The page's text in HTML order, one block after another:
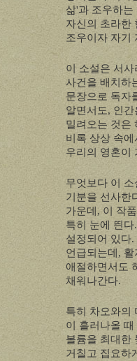
삶'과 조우하는
자신의 초라한
조우이자 자기
이 소설은 서
사건을 배치하
문장으로 독자
알면서도, 인간
밀려오는 것은
비록 상상 속
우리의 영혼이
무엇보다 이
기분을 선사한
가운데 , 이 작
특히 눈에 띈다.
설정되어 있다.
언급되는데 , 활
애절하면서도
채워나간다.
특히 차오와의
이 흘러나올
볼륨을 최대한
거칠고 집요하